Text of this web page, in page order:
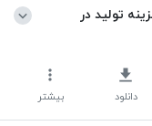
تولید در
دانلود بیشتر